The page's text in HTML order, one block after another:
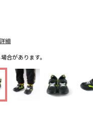
合があります。
詳細